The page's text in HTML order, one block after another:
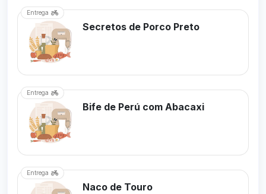
Entrega
Secretos de Porco Preto
Entrega
Bife de Perú com Abacaxi
Entrega
Naco de Touro